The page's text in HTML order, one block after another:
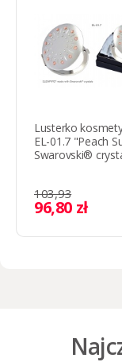
Lusterko
EL-01.7 "Peach
Swarovski®
103,93
96,80 zł